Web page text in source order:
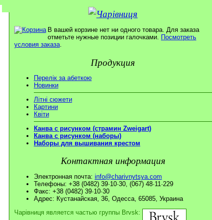
В вашей корзине нет ни одного товара. Для заказа
отметьте нужные позиции галочками. Посмотреть
условия заказа.
Продукция
Перелік за абеткою
Новинки
Літні сюжети
Картини
Квіти
Канва с рисунком (страмин Zweigart)
Канва с рисунком (наборы)
Наборы для вышивания крестом
Контактная информация
Электронная почта: info@charivnytsya.com
Телефоны: +38 (0482) 39·10·30, (067) 48·11·229
Факс: +38 (0482) 39·10·30
Адрес: Кустанайская, 36, Одесса, 65085, Украина
Чарівниця является частью группы Brvsk: